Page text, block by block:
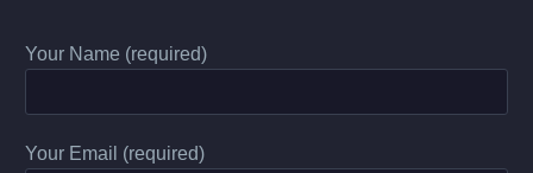
Your Name (required)
Your Email (required)